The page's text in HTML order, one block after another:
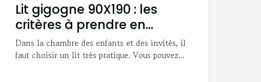
Lit gigogne 90X190 : les
critères à prendre en
compte son choix
Dans la chambre des enfants et des invités, il
faut choisir un lit très pratique. Vous pouvez...